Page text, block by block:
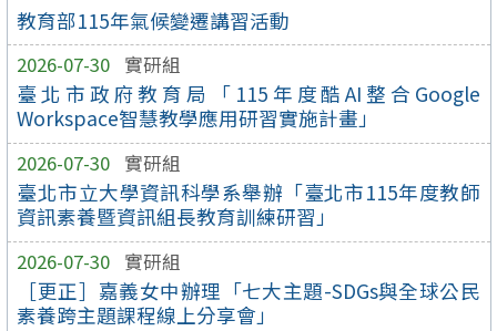
教育部115年氣候變遷講習活動
2026-07-30 實研組
臺北市政府教育局「115年度酷AI整合Google
Workspace智慧教學應用研習實施計畫」
2026-07-30 實研組
臺北市立大學資訊科學系舉辦「臺北市115年度教師
資訊素養暨資訊組長教育訓練研習」
2026-07-30 實研組
［更正］嘉義女中辦理「七大主題-SDGs與全球公民
素養跨主題課程線上分享會」